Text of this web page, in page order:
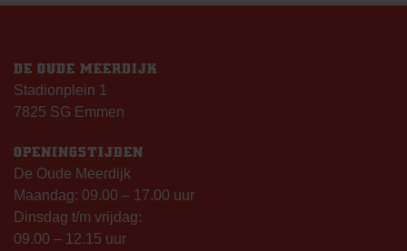
DE OUDE MEERDIJK
Stadionplein 1
7825 SG Emmen
OPENINGSTIJDEN
De Oude Meerdijk
Maandag: 09.00 – 17.00 uur
Dinsdag t/m vrijdag:
09.00 – 12.15 uur